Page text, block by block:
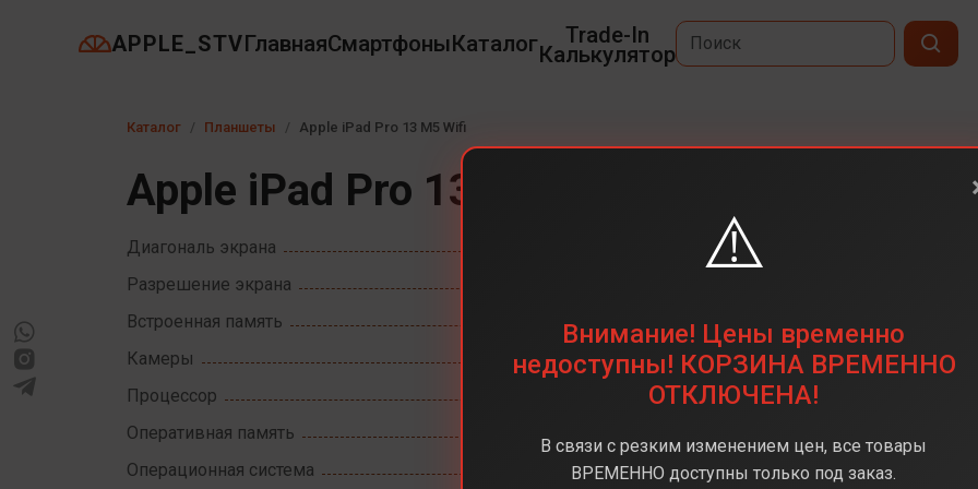
APPLE_STVГлавнаяСмартфоныКаталог Trade-In
Калькулятор
Каталог Планшеты Apple iPad Pro 13 M5 Wifi
Apple iPad Pro 13 M5 Wifi
Диагональ экрана
Разрешение экрана
Встроенная память
Камеры
12 Мп
Процессор
Apple M5
Оперативная память
Операционная система
iPadOS
⚠️
Внимание! Цены временно
недоступны! КОРЗИНА ВРЕМЕННО
ОТКЛЮЧЕНА!
В связи с резким изменением цен, все товары
ВРЕМЕННО доступны только под заказ.